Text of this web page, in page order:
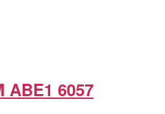
ABE1 6057